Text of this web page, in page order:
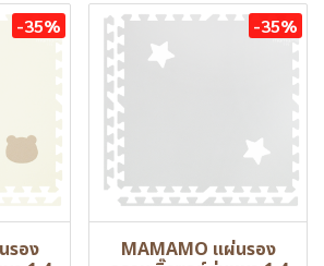
-35%
รอง
-35%
MAMAMO แผ่นรอง